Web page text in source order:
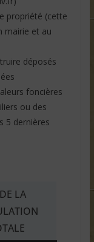
propriété (cette
mairie et au
déposés
foncières
ou des
5 dernières
LA